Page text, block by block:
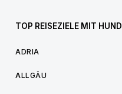
TOP REISEZIELE MIT HUND
ADRIA
ALLGÄU